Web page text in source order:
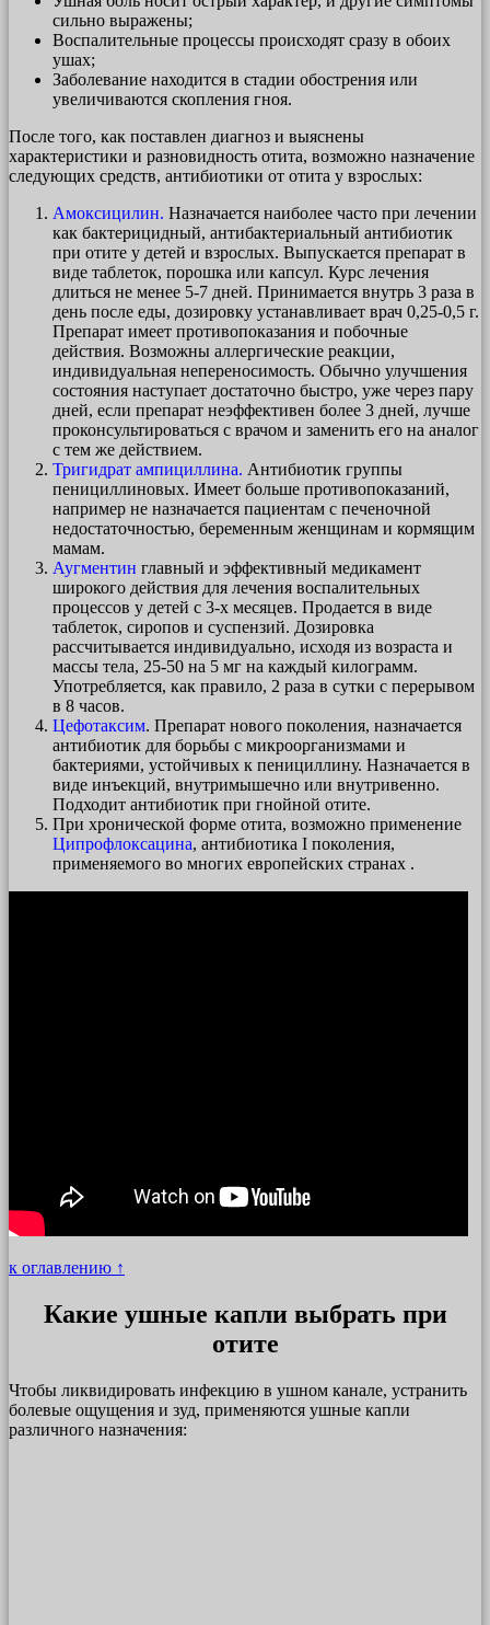
сильно выражены;
Воспалительные процессы происходят сразу в обоих
ушах;
Заболевание находится в стадии обострения или
увеличиваются скопления гноя.
После того, как поставлен диагноз и выяснены
характеристики и разновидность отита, возможно назначение
следующих средств, антибиотики от отита у взрослых:
Амоксицилин. Назначается наиболее часто при лечении
как бактерицидный, антибактериальный антибиотик
при отите у детей и взрослых. Выпускается препарат в
виде таблеток, порошка или капсул. Курс лечения
длиться не менее 5-7 дней. Принимается внутрь 3 раза в
день после еды, дозировку устанавливает врач 0,25-0,5 г.
Препарат имеет противопоказания и побочные
действия. Возможны аллергические реакции,
индивидуальная непереносимость. Обычно улучшения
состояния наступает достаточно быстро, уже через пару
дней, если препарат неэффективен более 3 дней, лучше
проконсультироваться с врачом и заменить его на аналог
с тем же действием.
Тригидрат ампициллина. Антибиотик группы
пенициллиновых. Имеет больше противопоказаний,
например не назначается пациентам с печеночной
недостаточностью, беременным женщинам и кормящим
мамам.
Аугментин главный и эффективный медикамент
широкого действия для лечения воспалительных
процессов у детей с 3-х месяцев. Продается в виде
таблеток, сиропов и суспензий. Дозировка
рассчитывается индивидуально, исходя из возраста и
массы тела, 25-50 на 5 мг на каждый килограмм.
Употребляется, как правило, 2 раза в сутки с перерывом
в 8 часов.
Цефотаксим. Препарат нового поколения, назначается
антибиотик для борьбы с микроорганизмами и
бактериями, устойчивых к пенициллину. Назначается в
виде инъекций, внутримышечно или внутривенно.
Подходит антибиотик при гнойной отите.
При хронической форме отита, возможно применение
Ципрофлоксацина, антибиотика I поколения,
применяемого во многих европейских странах .
к оглавлению ↑
Какие ушные капли выбрать при
отите
Чтобы ликвидировать инфекцию в ушном канале, устранить
болевые ощущения и зуд, применяются ушные капли
различного назначения: